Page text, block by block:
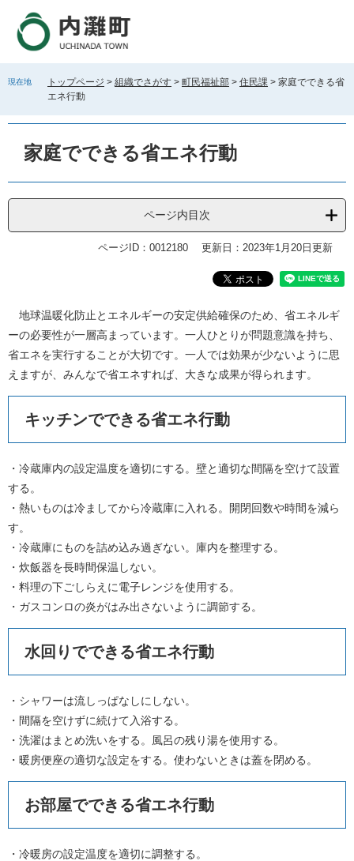
す
し
現在地 トップページ > 組織でさがす > 町民福祉部 > 住民課 > 家庭でできる省
エネ行動
家庭でできる省エネ行動
ページ内目次
ページID：0012180 更新日：2023年1月20日更新
地球温暖化防止とエネルギーの安定供給確保のため、省エネルギ
ーの必要性が一層高まっています。一人ひとりが問題意識を持ち、
省エネを実行することが大切です。一人では効果が少ないように思
えますが、みんなで省エネすれば、大きな成果が得られます。
キッチンでできる省エネ行動
・冷蔵庫内の設定温度を適切にする。壁と適切な間隔を空けて設置
する。
・熱いものは冷ましてから冷蔵庫に入れる。開閉回数や時間を減ら
す。
・冷蔵庫にものを詰め込み過ぎない。庫内を整理する。
・炊飯器を長時間保温しない。
・料理の下ごしらえに電子レンジを使用する。
・ガスコンロの炎がはみ出さないように調節する。
水回りでできる省エネ行動
・シャワーは流しっぱなしにしない。
・間隔を空けずに続けて入浴する。
・洗濯はまとめ洗いをする。風呂の残り湯を使用する。
・暖房便座の適切な設定をする。使わないときは蓋を閉める。
お部屋でできる省エネ行動
・冷暖房の設定温度を適切に調整する。